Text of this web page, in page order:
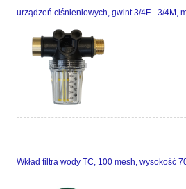
urządzeń ciśnieniowych, gwint 3/4F - 3/4M,
Wkład filtra wody TC, 100 mesh, wysokość